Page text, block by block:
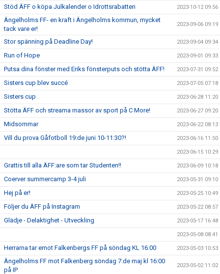
Stöd ÄFF o köpa Julkalender o Idrottsrabatten 2023-10-12 09:56
Ängelholms FF- en kraft i Ängelholms kommun, mycket
tack vare er!
2023-09-06 09:19
Stor spänning på Deadline Day! 2023-09-04 09:34
Run of Hope 2023-09-01 09:33
Putsa dina fönster med Eriks fönsterputs och stötta ÄFF! 2023-07-31 09:52
Sisters cup blev succé 2023-07-05 07:18
Sisters cup 2023-06-28 11:20
Stötta ÄFF och streama massor av sport på C More! 2023-06-27 09:20
Midsommar 2023-06-22 08:13
Vill du prova Gåfotboll 19:de juni 10-11:30?! 2023-06-16 11:50
2023-06-15 10:29
Grattis till alla ÄFF:are som tar Studenten!! 2023-06-09 10:18
Coerver summercamp 3-4 juli 2023-05-31 09:10
Hej på er! 2023-05-25 10:49
Följer du ÄFF på Instagram 2023-05-22 08:57
Glädje - Delaktighet - Utveckling 2023-05-17 16:48
2023-05-08 08:41
Herrarna tar emot Falkenbergs FF på söndag KL 16:00 2023-05-03 10:53
Ängelholms FF mot Falkenberg söndag 7:de maj kl 16:00
på IP
2023-05-02 11:02